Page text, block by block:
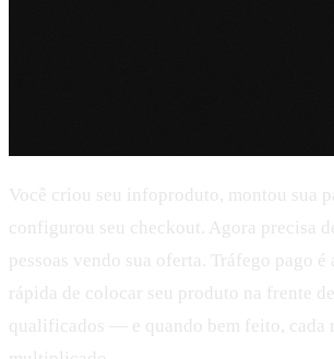
Você criou seu infoproduto, montou sua
configurou seu checkout. Agora precisa
pessoas vendo sua oferta. Tráfego pago é
rápida de colocar seu produto na frente
qualificados — e quando bem feito, cada